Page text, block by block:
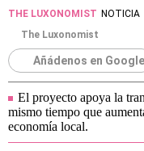
THE LUXONOMIST NOTICIA
The Luxonomist
Añádenos en Google
El proyecto apoya la
mismo tiempo que
economía local.